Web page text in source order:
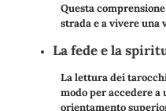
Questa
strada e a vivere una
La fede e la
La lettura dei
modo per accedere a
orientamento